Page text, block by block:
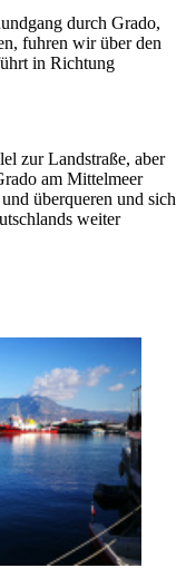
durch Grado,
fuhren wir über den
in Richtung
zur Landstraße, aber
am Mittelmeer
überqueren und sich
weiter